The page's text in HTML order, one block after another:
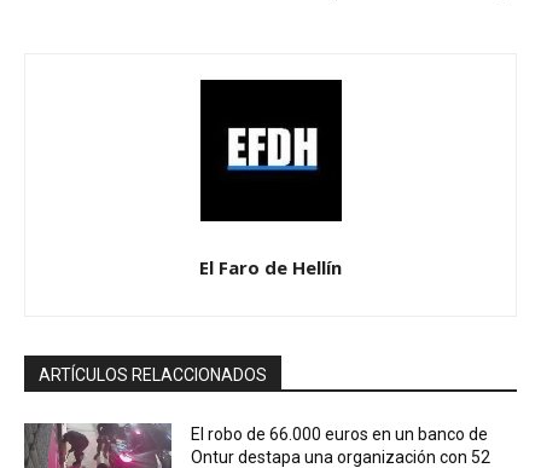
El Faro de Hellín
ARTÍCULOS RELACCIONADOS
El robo de 66.000 euros en un banco de
Ontur destapa una organización con 52